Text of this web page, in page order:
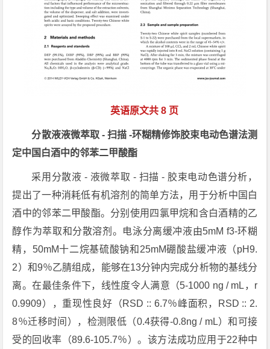
英语原文共 8 页
分散液液微萃取 - 扫描 -环糊精修饰胶束电动色谱法测
定中国白酒中的邻苯二甲酸酯
采用分散液 - 液微萃取 - 扫描 - 胶束电动色谱分析，
提出了一种消耗低有机溶剂的简单方法，用于分析中国白
酒中的邻苯二甲酸酯。分别使用四氯甲烷和含白酒精的乙
醇作为萃取和分散溶剂。电泳分离缓冲液由5mM f3-环糊
精，50mM十二烷基硫酸钠和25mM硼酸盐缓冲液（pH9.
2）和9％乙腈组成，能够在13分钟内完成分析物的基线分
离。在最佳条件下，线性度令人满意（5-1000 ng / mL，r
0.9909），重现性良好（RSD :: 6.7％峰面积，RSD :: 2.
8％迁移时间），检测限低（0.4获得-0.8ng / mL）和可接
受的回收率（89.6-105.7％）。该方法成功应用于22种中